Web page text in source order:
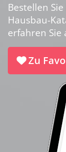
Bestellen
Hausbau-
erfahren Sie
Zu